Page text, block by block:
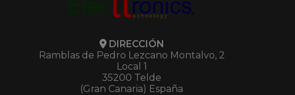
DIRECCIÓN
Ramblas de Pedro Lezcano Montalvo, 2
Local 1
35200 Telde
(Gran Canaria) España